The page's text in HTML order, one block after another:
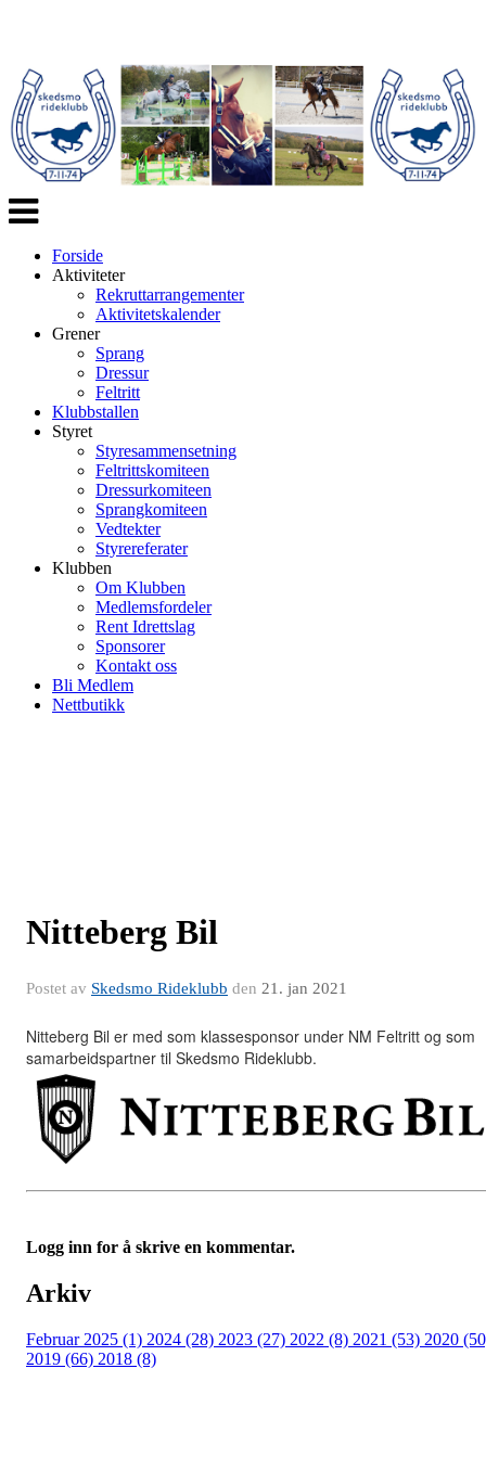
Veksle
navigasjon
Forside
Aktiviteter
Rekruttarrangementer
Aktivitetskalender
Grener
Sprang
Dressur
Feltritt
Klubbstallen
Styret
Styresammensetning
Feltrittskomiteen
Dressurkomiteen
Sprangkomiteen
Vedtekter
Styrereferater
Klubben
Om Klubben
Medlemsfordeler
Rent Idrettslag
Sponsorer
Kontakt oss
Bli Medlem
Nettbutikk
Nitteberg Bil
Postet av Skedsmo Rideklubb den 21. jan 2021
Nitteberg Bil er med som klassesponsor under NM Feltritt og som
samarbeidspartner til Skedsmo Rideklubb.
Logg inn for å skrive en kommentar.
Arkiv
Februar 2025 (1) 2024 (28) 2023 (27) 2022 (8) 2021 (53) 2020
2019 (66) 2018 (8)